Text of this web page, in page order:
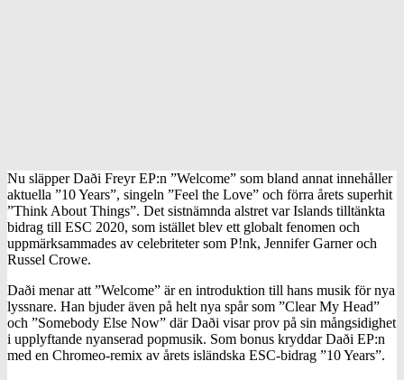
Nu släpper Daði Freyr EP:n ”Welcome” som bland annat innehåller
aktuella ”10 Years”, singeln ”Feel the Love” och förra årets superhit
”Think About Things”. Det sistnämnda alstret var Islands tilltänkta
bidrag till ESC 2020, som istället blev ett globalt fenomen och
uppmärksammades av celebriteter som P!nk, Jennifer Garner och
Russel Crowe.
Daði menar att ”Welcome” är en introduktion till hans musik för nya
lyssnare. Han bjuder även på helt nya spår som ”Clear My Head”
och ”Somebody Else Now” där Daði visar prov på sin mångsidighet
i upplyftande nyanserad popmusik. Som bonus kryddar Daði EP:n
med en Chromeo-remix av årets isländska ESC-bidrag ”10 Years”.